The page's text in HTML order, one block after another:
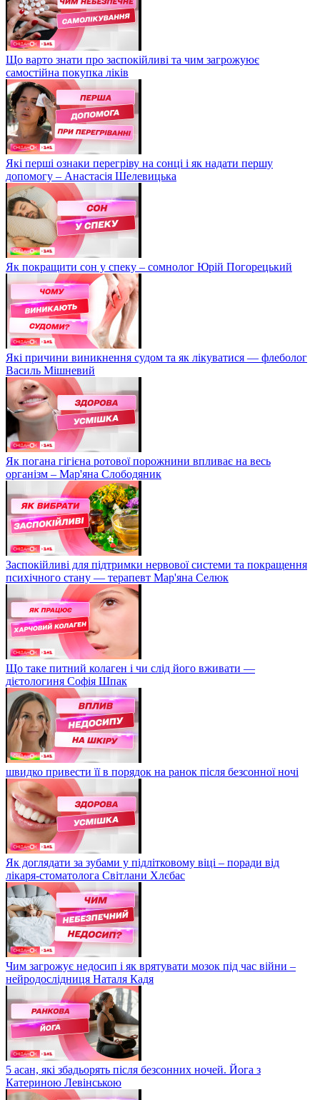
Що варто знати про заспокійливі та чим загрожуює
самостійна покупка ліків
Які перші ознаки перегріву на сонці і як надати першу
допомогу – Анастасія Шелевицька
Як покращити сон у спеку – сомнолог Юрій Погорецький
Які причини виникнення судом та як лікуватися — флеболог
Василь Мішневий
Як погана гігієна ротової порожнини впливає на весь
організм – Мар'яна Слободяник
Заспокійливі для підтримки нервової системи та покращення
психічного стану — терапевт Мар'яна Селюк
Що таке питний колаген і чи слід його вживати —
дієтологиня Софія Шпак
швидко привести її в порядок на ранок після безсонної ночі
Як доглядати за зубами у підлітковому віці – поради від
лікаря-стоматолога Світлани Хлєбас
Чим загрожує недосип і як врятувати мозок під час війни –
нейродослідниця Наталя Кадя
5 асан, які збадьорять після безсонних ночей. Йога з
Катериною Левінською